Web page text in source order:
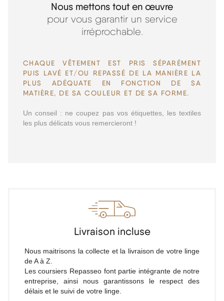
Nous mettons tout en œuvre
pour vous garantir un service
irréprochable.
CHAQUE VÊTEMENT EST PRIS SÉPARÉMENT
PUIS LAVÉ ET/OU REPASSÉ DE LA MANIÈRE LA
PLUS ADÉQUATE EN FONCTION DE SA
MATIÈRE, DE SA COULEUR ET DE SA FORME.
Un conseil : ne coupez pas vos étiquettes, les textiles
les plus délicats vous remercieront !
Livraison incluse
Nous maitrisons la collecte et la livraison de votre linge
de A à Z.
Les coursiers Repasseo font partie intégrante de notre
entreprise, ainsi nous garantissons le respect des
délais et le suivi de votre linge.